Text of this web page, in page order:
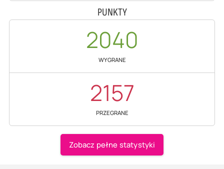
PUNKTY
2040
WYGRANE
2157
PRZEGRANE
Zobacz pełne statystyki